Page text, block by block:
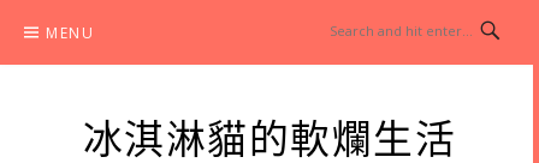
content
MENU
冰淇淋貓的軟爛生活